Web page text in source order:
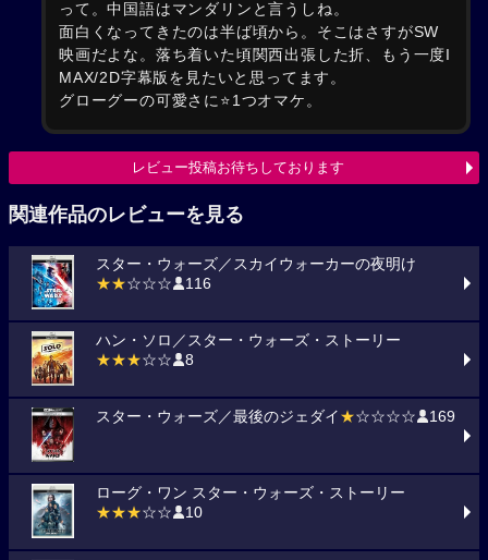
って。中国語はマンダリンと言うしね。
面白くなってきたのは半ば頃から。そこはさすがSW
映画だよな。落ち着いた頃関西出張した折、もう一度I
MAX/2D字幕版を見たいと思ってます。
グローグーの可愛さに⭐1つオマケ。
レビュー投稿お待ちしております
関連作品のレビューを見る
スター・ウォーズ／スカイウォーカーの夜明け
★★☆☆☆ 116
ハン・ソロ／スター・ウォーズ・ストーリー
★★★☆☆ 8
スター・ウォーズ／最後のジェダイ ★☆☆☆☆ 169
ローグ・ワン スター・ウォーズ・ストーリー
★★★☆☆ 10